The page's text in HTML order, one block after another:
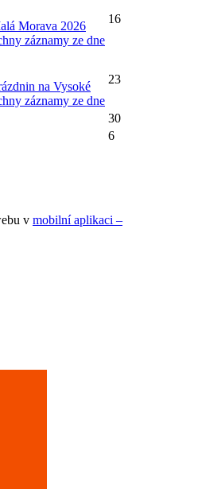
Morava 2026
záznamy ze dne
16
na Vysoké
záznamy ze dne
23
30
6
v mobilní aplikaci –